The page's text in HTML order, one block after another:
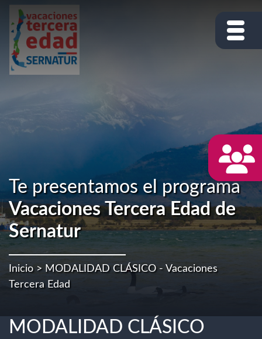
Te presentamos el programa
Vacaciones Tercera Edad de
Sernatur
Inicio> MODALIDAD CLÁSICO - Vacaciones
Tercera Edad
MODALIDAD CLÁSICO